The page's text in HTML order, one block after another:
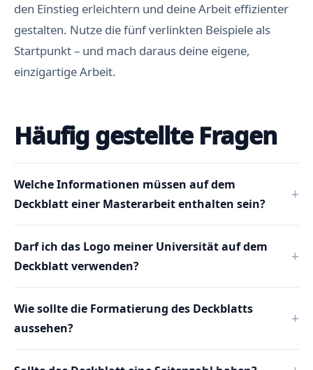
den Einstieg erleichtern und deine Arbeit effizienter
gestalten. Nutze die fünf verlinkten Beispiele als
Startpunkt – und mach daraus deine eigene,
einzigartige Arbeit.
Häufig gestellte Fragen
Welche Informationen müssen auf dem
Deckblatt einer Masterarbeit enthalten sein?
Darf ich das Logo meiner Universität auf dem
Deckblatt verwenden?
Wie sollte die Formatierung des Deckblatts
aussehen?